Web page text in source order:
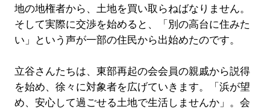
地の地権者から、土地を買い取らねばなりません。
そして実際に交渉を始めると、「別の高台に住みた
い」という声が一部の住民から出始めたのです。
立谷さんたちは、東部再起の会会員の親戚から説得
を始め、徐々に対象者を広げていきます。「浜が望
め、安心して過ごせる土地で生活しませんか」。会